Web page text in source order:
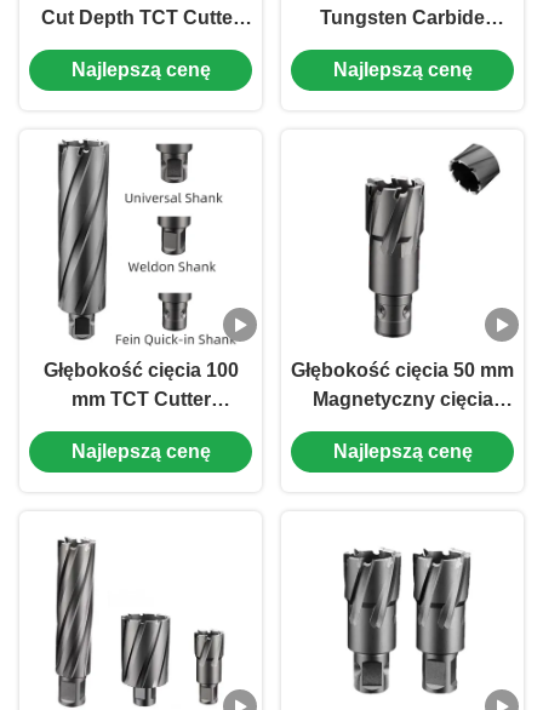
Cut Depth TCT Cutter
obrączkowy 18mm Fein
Quick In Shank Carbide
Najlepszą cenę
Tungsten Carbide
Tipped Ringlar Cutter z
18 mm Fein Quick-In
Najlepszą cenę
Głębokość cięcia 100
mm TCT Cutter
rocznikowy 65 mm
Średnica cięcia
Najlepszą cenę
Głębokość cięcia 50 mm
Magnetyczny cięcia
wiertarki TCT
rocznikowy cięcia Fein
Najlepszą cenę